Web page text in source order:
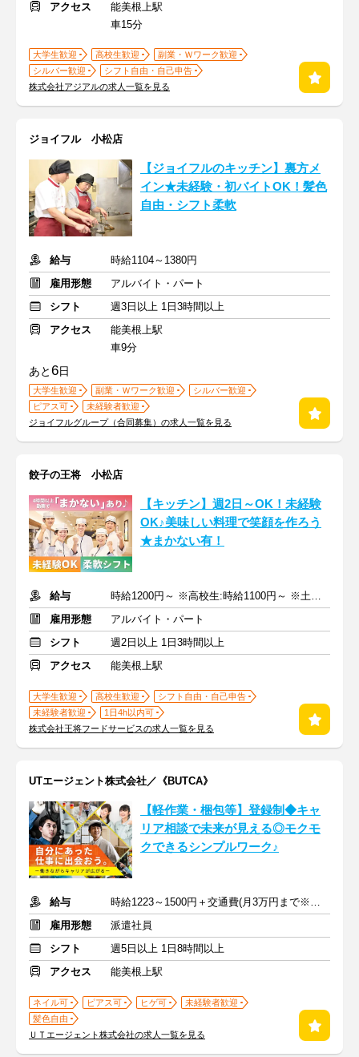
アクセス
能美根上駅
車15分
大学生歓迎 高校生歓迎
副業・Ｗワーク歓迎
シルバー歓迎
シフト自由・自己申告
株式会社アジアルの求人一覧を見る
ジョイフル 小松店
【ジョイフルのキッチン】裏方メ
イン★未経験・初バイトOK！髪色
自由・シフト柔軟
給与
時給1104～1380円
雇用形態
アルバイト・パート
シフト
週3日以上 1日3時間以上
アクセス
能美根上駅
車9分
あと6日
大学生歓迎 副業・Ｗワーク歓迎
シルバー歓迎
ピアス可
未経験者歓迎
ジョイフルグループ（合同募集）の求人一覧を見る
餃子の王将 小松店
【キッチン】週2日～OK！未経験
OK♪美味しい料理で笑顔を作ろう
★まかない有！
給与
時給1200円～ ※高校生:時給1100円～ ※土日祝+100円
雇用形態
アルバイト・パート
シフト
週2日以上 1日3時間以上
アクセス
能美根上駅
大学生歓迎 高校生歓迎
シフト自由・自己申告
未経験者歓迎
1日4h以内可
株式会社王将フードサービスの求人一覧を見る
UTエージェント株式会社／《BUTCA》
【軽作業・梱包等】登録制◆キャ
リア相談で未来が見える◎モクモ
クできるシンプルワーク♪
給与
時給1223～1500円＋交通費(月3万円まで※規定あり)
雇用形態
派遣社員
シフト
週5日以上 1日8時間以上
アクセス
能美根上駅
ネイル可 ピアス可 ヒゲ可
未経験者歓迎
髪色自由
ＵＴエージェント株式会社の求人一覧を見る